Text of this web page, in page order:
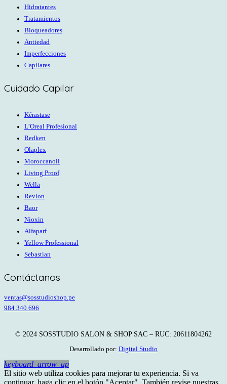
Hidratantes
Tratamientos
Bloqueadores
Antiedad
Imperfecciones
Capilares
Cuidado Capilar
Kérastase
L’Oreal Profesional
Redken
Olaplex
Moroccanoil
Living Proof
Wella
Revlon
Baor
Nioxin
Alfaparf
Yellow Professional
Sebastian
Contáctanos
ventas@sosstudioshop.pe
984 340 696
© 2024 SOSSTUDIO SALON & SHOP SAC – RUC: 20611804262
Desarrollado por: Digital Studio
keyboard_arrow_up
El sitio web utiliza cookies para mejorar tu experiencia. Si va
continuar, haga clic en el botón "Aceptar". También revise nuestras